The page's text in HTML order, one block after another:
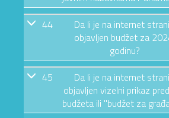
44
Da li je na internet
objavljen budžet za
godinu?
45
Da li je na internet
objavljen vizelni prikaz
budžeta ili "budžet za